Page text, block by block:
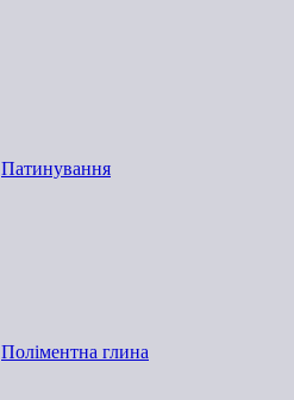
Патинування
Поліментна глина